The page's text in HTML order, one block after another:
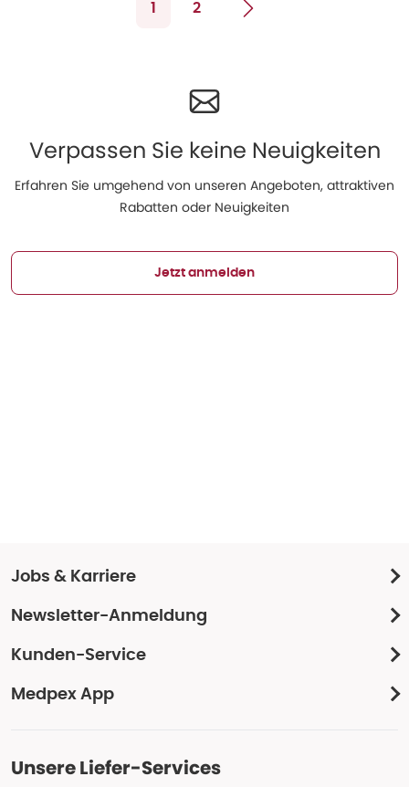
1 2
Verpassen Sie keine Neuigkeiten
Erfahren Sie umgehend von unseren Angeboten, attraktiven
Rabatten oder Neuigkeiten
Jetzt anmelden
Jobs & Karriere
Newsletter-Anmeldung
Kunden-Service
Medpex App
Unsere Liefer-Services